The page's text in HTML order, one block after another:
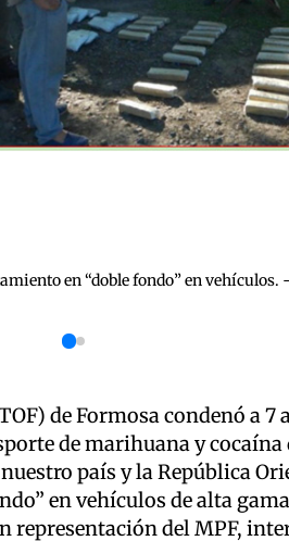
en “doble fondo” en vehículos.
de Formosa condenó a 7
de marihuana y cocaína
país y la República
en vehículos de alta
representación del MPF,